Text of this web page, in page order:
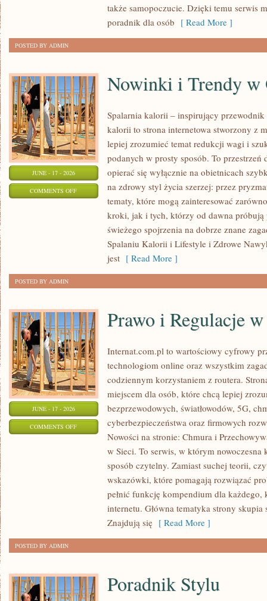
także samopoczucie. Dzięki temu serwis
poradnik dla osób [ Read More ]
POSTED BY ADMIN
JUNE - 17 - 2026
COMMENTS OFFON
ODCHUDZANIU
Nowinki i Trendy w
Spalarnia kalorii – inspirujący
kalorii to strona internetowa stworzony z
lepiej zrozumieć temat redukcji wagi i
podanych w prosty sposób. To
opierać się wyłącznie na obietnicach
na zdrowy styl życia szerzej: przez
tematy, które mogą zainteresować
kroki, jak i tych, którzy od dawna
świeżego spojrzenia na dobrze znane
Spalaniu Kalorii i Lifestyle i Zdrowe
jest [ Read More ]
POSTED BY ADMIN
JUNE - 17 - 2026
COMMENTS OFFON
REGULACJE
INTERNECIE
Prawo i Regulacje
Internat.com.pl to wartościowy cyfrowy
technologiom online oraz wszystkim
codziennym korzystaniem z routera.
miejscem dla osób, które chcą lepiej
bezprzewodowych, światłowodów, 5G,
cyberbezpieczeństwa oraz firmowych
Nowości na stronie: Chmura i
w Sieci. To serwis, w którym nowoczesna
sposób czytelny. Zamiast suchej teorii,
wskazówki, które pomagają rozwiązać
pełnić funkcję kompendium dla
internetu. Główna tematyka strony
Znajdują się [ Read More ]
POSTED BY ADMIN
Poradnik Stylu